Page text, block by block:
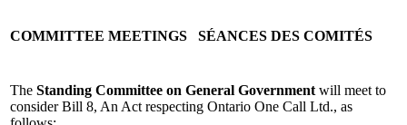
COMMITTEE MEETINGS SÉANCES DES COMITÉS
The Standing Committee on General Government will meet to
consider Bill 8, An Act respecting Ontario One Call Ltd., as